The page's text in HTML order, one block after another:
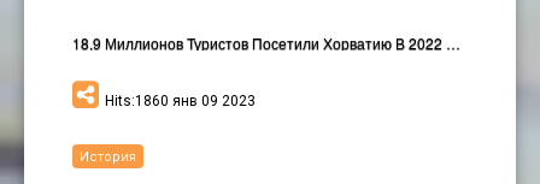
18,9 Миллионов Туристов Посетили Хорватию В 2022 Г…
Hits:1860 янв 09 2023
История